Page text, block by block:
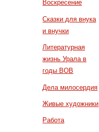
Воскресение
Сказки для внука
и внучки
Литературная
жизнь Урала в
годы ВОВ
Дела милосердия
Живые художники
Работа